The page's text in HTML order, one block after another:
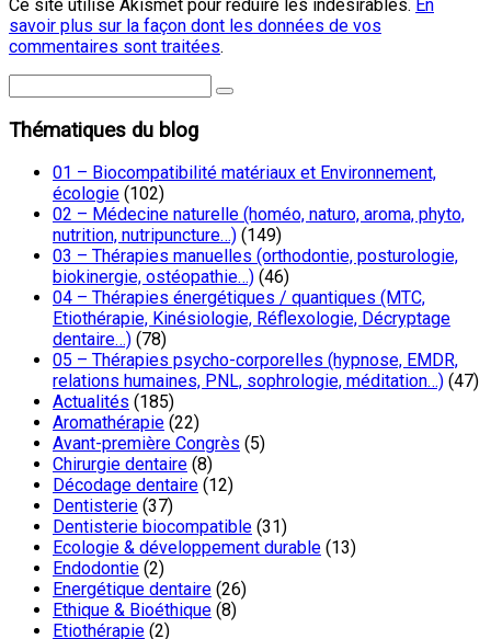
Ce site utilise Akismet pour réduire les indésirables. En
savoir plus sur la façon dont les données de vos
commentaires sont traitées.
Thématiques du blog
01 – Biocompatibilité matériaux et Environnement,
écologie (102)
02 – Médecine naturelle (homéo, naturo, aroma, phyto,
nutrition, nutripuncture…) (149)
03 – Thérapies manuelles (orthodontie, posturologie,
biokinergie, ostéopathie…) (46)
04 – Thérapies énergétiques / quantiques (MTC,
Etiothérapie, Kinésiologie, Réflexologie, Décryptage
dentaire…) (78)
05 – Thérapies psycho-corporelles (hypnose, EMDR,
relations humaines, PNL, sophrologie, méditation…) (47)
Actualités (185)
Aromathérapie (22)
Avant-première Congrès (5)
Chirurgie dentaire (8)
Décodage dentaire (12)
Dentisterie (37)
Dentisterie biocompatible (31)
Ecologie & développement durable (13)
Endodontie (2)
Energétique dentaire (26)
Ethique & Bioéthique (8)
Etiothérapie (2)